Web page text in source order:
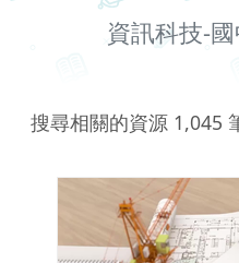
資訊科技-
搜尋相關的資源 1,045